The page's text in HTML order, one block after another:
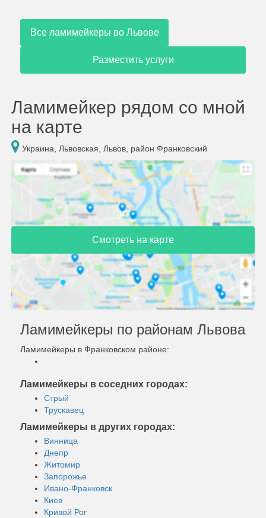
Все ламимейкеры во Львове
Разместить услуги
Ламимейкер рядом со мной
на карте
Украина, Львовская, Львов, район Франковский
Смотреть на карте
Ламимейкеры по районам Львова
Ламимейкеры в Франковском районе:
Ламимейкеры в соседних городах:
Стрый
Трускавец
Ламимейкеры в других городах:
Винница
Днепр
Житомир
Запорожье
Ивано-Франковск
Киев
Кривой Рог